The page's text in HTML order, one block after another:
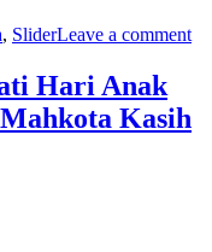
, SliderLeave a comment
Hari Anak
Kasih